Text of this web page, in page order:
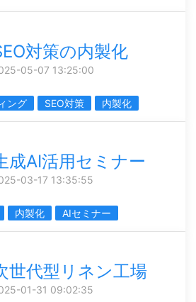
対策の内製化
05-07 13:25:00
ング SEO対策 内製化
成AI活用セミナー
03-17 13:35:55
内製化 AIセミナー
世代型リネン工場
01-31 09:02:35